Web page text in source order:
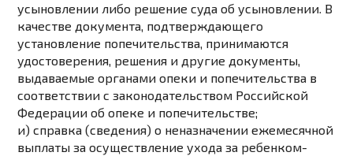
усыновлении либо решение суда об усыновлении. В
качестве документа, подтверждающего
установление попечительства, принимаются
удостоверения, решения и другие документы,
выдаваемые органами опеки и попечительства в
соответствии сзаконодательством Российской
Федерации об опеке и попечительстве;
и) справка (сведения) о неназначении ежемесячной
выплаты за осуществление ухода за ребенком-